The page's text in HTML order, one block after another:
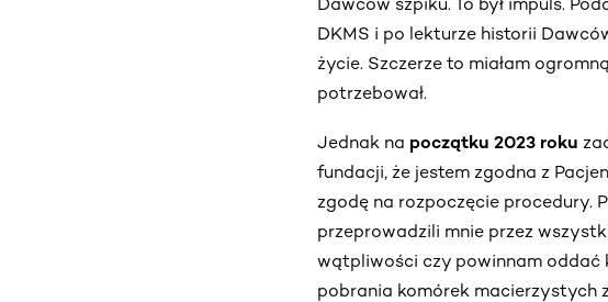
DKMS i po lekturze historii
życie. Szczerze to miałam
potrzebował.
Jednak na początku 2023 roku
fundacji, że jestem zgodna z
zgodę na rozpoczęcie procedury.
przeprowadzili mnie przez
wątpliwości czy powinnam oddać
pobrania komórek macierzystych